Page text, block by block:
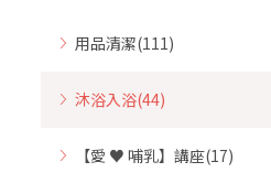
用品清潔(111)
沐浴入浴(44)
【愛 ♥ 哺乳】講座(17)